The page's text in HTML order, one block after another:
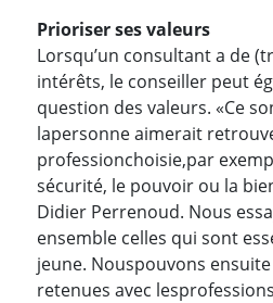
Prioriser ses valeurs
Lorsqu’un consultant a de
intérêts, le conseiller peut
question des valeurs. «Ce
lapersonne aimerait
professionchoisie,par
sécurité, le pouvoir ou la
Didier Perrenoud. Nous
ensemble celles qui sont
jeune. Nouspouvons
retenues avec